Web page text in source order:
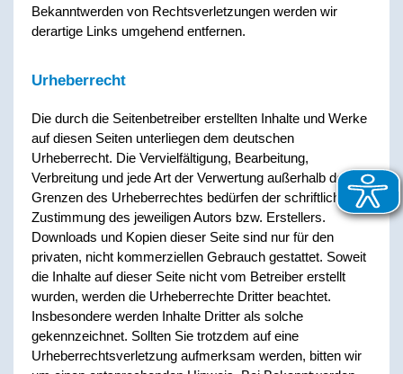
Bekanntwerden von Rechtsverletzungen werden wir
derartige Links umgehend entfernen.
Urheberrecht
Die durch die Seitenbetreiber erstellten Inhalte und Werke
auf diesen Seiten unterliegen dem deutschen
Urheberrecht. Die Vervielfältigung, Bearbeitung,
Verbreitung und jede Art der Verwertung außerhalb der
Grenzen des Urheberrechtes bedürfen der schriftlichen
Zustimmung des jeweiligen Autors bzw. Erstellers.
Downloads und Kopien dieser Seite sind nur für den
privaten, nicht kommerziellen Gebrauch gestattet. Soweit
die Inhalte auf dieser Seite nicht vom Betreiber erstellt
wurden, werden die Urheberrechte Dritter beachtet.
Insbesondere werden Inhalte Dritter als solche
gekennzeichnet. Sollten Sie trotzdem auf eine
Urheberrechtsverletzung aufmerksam werden, bitten wir